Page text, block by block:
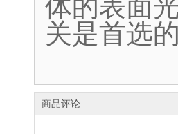
体的表面
关是首选
商品评论